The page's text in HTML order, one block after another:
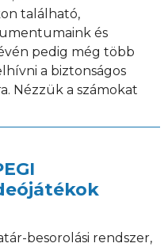
található,
és
pedig még több
a biztonságos
Nézzük a számokat
besorolási rendszer,